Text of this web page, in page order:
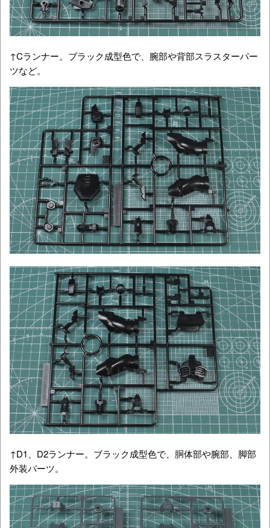
↑Cランナー。ブラック成型色で、腕部や背部スラスターパー
ツなど。
↑D1、D2ランナー。ブラック成型色で、胴体部や腕部、脚部
外装パーツ。